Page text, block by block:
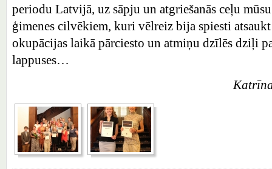
periodu Latvijā, uz sāpju un atgriešanās ceļu
ģimenes cilvēkiem, kuri vēlreiz bija spiesti
okupācijas laikā pārciesto un atmiņu dzīlēs dziļi
lappuses…